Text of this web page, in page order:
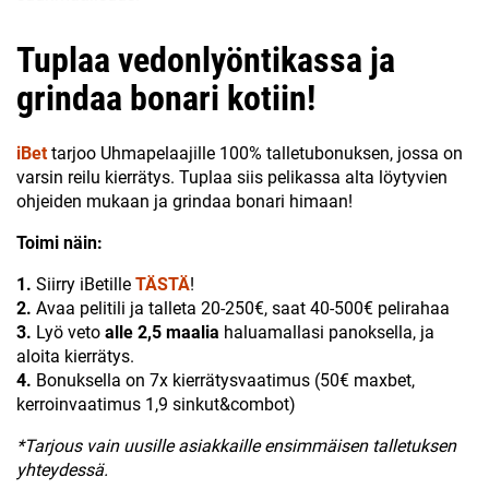
Tuplaa vedonlyöntikassa ja
grindaa bonari kotiin!
iBettarjoo Uhmapelaajille 100% talletubonuksen, jossa on
varsin reilu kierrätys. Tuplaa siis pelikassa alta löytyvien
ohjeiden mukaan ja grindaa bonari himaan!
Toimi näin:
1. Siirry iBetille TÄSTÄ!
2. Avaa pelitili ja talleta 20-250€, saat 40-500€ pelirahaa
3. Lyö veto alle 2,5 maalia haluamallasi panoksella, ja
aloita kierrätys.
4. Bonuksella on 7x kierrätysvaatimus (50€ maxbet,
kerroinvaatimus 1,9 sinkut&combot)
*Tarjous vain uusille asiakkaille ensimmäisen talletuksen
yhteydessä.